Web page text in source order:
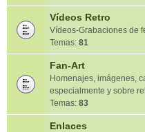
Vídeos Retro
Vídeos-Grabaciones de
Temas: 81
Fan-Art
Homenajes, imágenes,
especialmente y sobre
Temas: 83
Enlaces